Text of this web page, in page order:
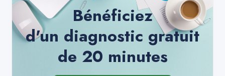
Bénéficiez
d'un diagnostic gratuit
de 20 minutes